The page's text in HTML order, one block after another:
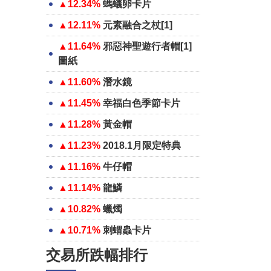
▲12.34% 螞蟻卵卡片
▲12.11% 元素融合之杖[1]
▲11.64% 邪惡神聖遊行者帽[1]
圖紙
▲11.60% 潛水鏡
▲11.45% 幸福白色季節卡片
▲11.28% 黃金帽
▲11.23% 2018.1月限定特典
▲11.16% 牛仔帽
▲11.14% 龍鱗
▲10.82% 蠟燭
▲10.71% 刺蝟蟲卡片
交易所跌幅排行